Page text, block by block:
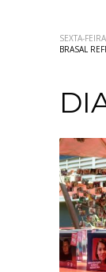
SIA Trecho 2 Lote
Goiânia
Rua 1139
Fone: (62) 3414-
Uberlândia
Av. dos Vinhedos
Fone: (34) 2512-
SEXTA-
BRASAL